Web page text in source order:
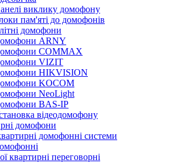
виклику домофону
пам'яті до домофонів
домофони
ARNY
COMMAX
VIZIT
HIKVISION
KOCOM
NeoLight
BAS-IP
відеодомофону
домофони
домофонні системи
квартирні переговорні